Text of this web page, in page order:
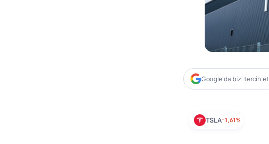
Google'da bizi tercih et
TSLA-1,61%